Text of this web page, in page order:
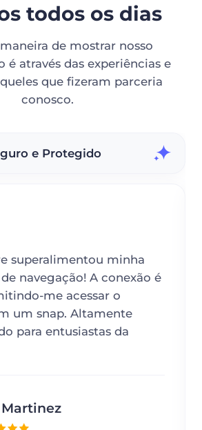
todos os dias
de mostrar nosso
é através das experiências e
que fizeram parceria
conosco.
e Protegido
superalimentou minha
navegação! A conexão é
me acessar o
um snap. Altamente
para entusiastas da
Martinez